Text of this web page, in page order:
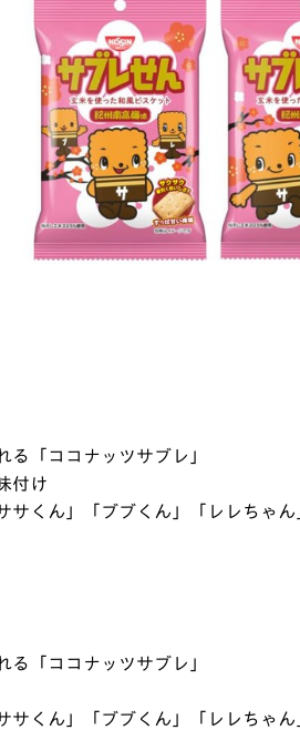
「ココナッツサブレ」
付け
くん」「ブブくん」「レレちゃ
「ココナッツサブレ」
くん」「ブブくん」「レレちゃ